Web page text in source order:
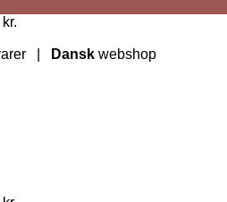
| Dansk webshop